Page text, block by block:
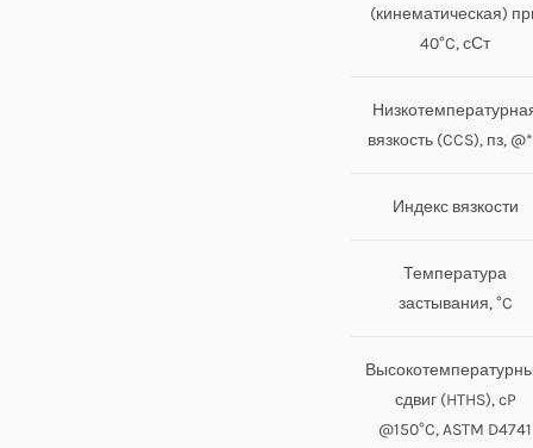
(кинематическая)
40°C, сСт
вязкость (CCS), пз,
Индекс вязкости
Температура
застывания, °C
сдвиг (HTHS), cP
@150°C, ASTM D4741